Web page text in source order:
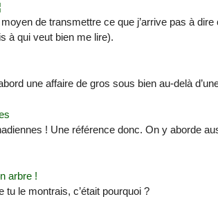
de transmettre ce que j’arrive pas à dire
à qui veut bien me lire).
une affaire de gros sous bien au-delà
! Une référence donc. On y aborde
arbre !
tu le montrais, c’était pourquoi ?